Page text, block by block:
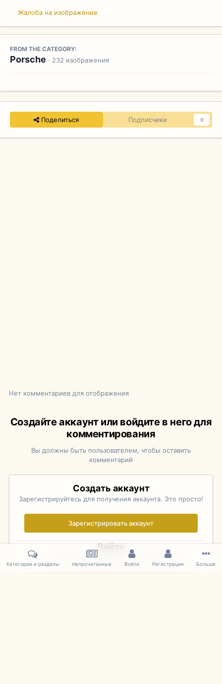
Жалоба на изображение
FROM THE CATEGORY:
Porsche · 232 изображения
Поделиться Подписчики 0
Нет комментариев для отображения
Создайте аккаунт или войдите в него для
комментирования
Вы должны быть пользователем, чтобы оставить
комментарий
Создать аккаунт
Зарегистрируйтесь для получения аккаунта. Это просто!
Зарегистрировать аккаунт
Войти
Уже зарегистрированы? Войдите здесь.
Категории и разделы Непрочитанные Войти Регистрация Больше